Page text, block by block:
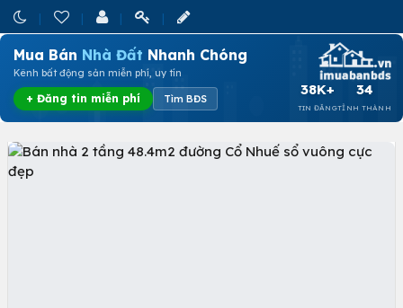
Mua Bán Nhà Đất Nhanh Chóng
Kênh bất động sản miễn phí, uy tín
+ Đăng tin miễn phí Tìm BĐS
38K+
TIN ĐĂNG
34
TỈNH THÀNH